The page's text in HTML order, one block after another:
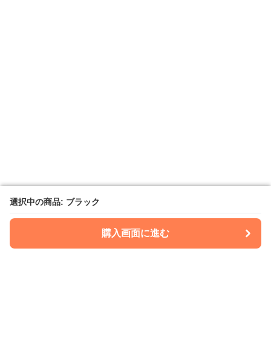
選択中の商品: ブラック
購入画面に進む
選択中の商品: ブラック
購入画面に進む